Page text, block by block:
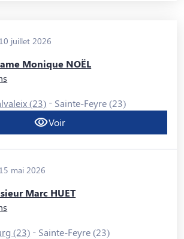
juillet 2026
Monique NOËL
(23) - Sainte-Feyre (23)
Voir
mai 2026
Marc HUET
(23) - Sainte-Feyre (23)